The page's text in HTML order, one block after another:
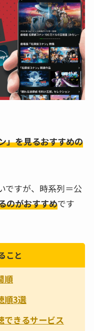
」を見るおすすめの
ですが、時系列＝公
のがおすすめです
こと
順
順3選
できるサービス